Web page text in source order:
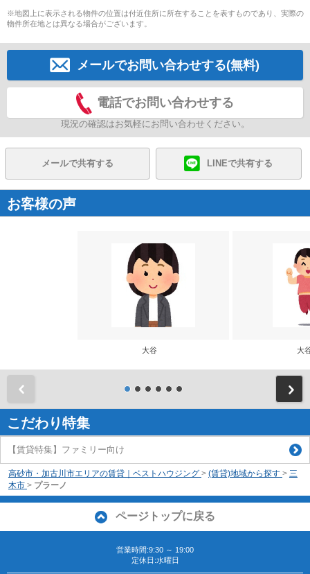
※地図上に表示される物件の位置は付近住所に所在することを表すものであり、実際の
物件所在地とは異なる場合がございます。
メールでお問い合わせする(無料)
電話でお問い合わせする
現況の確認はお気軽にお問い合わせください。
メールで共有する LINEで共有する
お客様の声
大谷 大
こだわり特集
【賃貸特集】ファミリー向け
高砂市・加古川市エリアの賃貸｜ベストハウジング > (賃貸)地域から探す > 三
木市 > プラーノ
ページトップに戻る
営業時間:9:30 ～ 19:00
定休日:水曜日